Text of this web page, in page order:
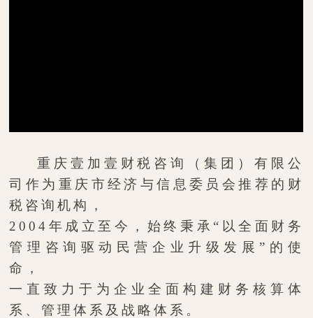
重庆壹加壹财税咨询（集团）有限公
司作为重庆市经济与信息委员会推荐的财
税咨询机构，
2004 年成立至今，始终秉承“以全面财务
管理咨询驱动民营企业升级发展”的使
命，
一直致力于为企业全面构建财务核算体
系、管理体系及战略体系。